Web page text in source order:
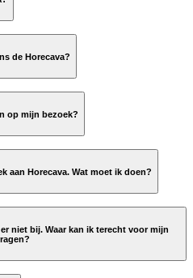
de Horecava?
op mijn bezoek?
plattegrond
aan Horecava. Wat moet ik doen?
niet bij. Waar kan ik terecht voor mijn